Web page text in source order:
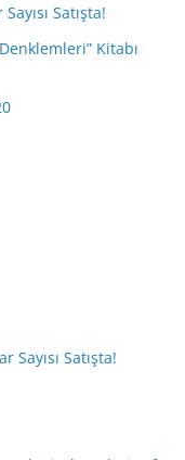
Satışta!
Kitabı
Satışta!